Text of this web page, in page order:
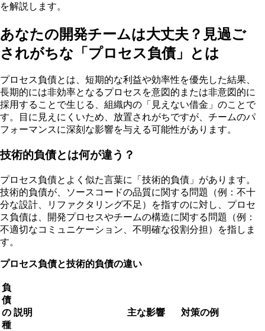
を解説します。
あなたの開発チームは大丈夫？見過ご
されがちな「プロセス負債」とは
プロセス負債とは、短期的な利益や効率性を優先した結果、
長期的には非効率となるプロセスを意図的または非意図的に
採用することで生じる、組織内の「見えない借金」のことで
す。目に見えにくいため、放置されがちですが、チームのパ
フォーマンスに深刻な影響を与える可能性があります。
技術的負債とは何が違う？
プロセス負債とよく似た言葉に「技術的負債」があります。
技術的負債が、ソースコードの品質に関する問題（例：不十
分な設計、リファクタリング不足）を指すのに対し、プロセ
ス負債は、開発プロセスやチームの構造に関する問題（例：
不適切なコミュニケーション、不明確な役割分担）を指しま
す。
プロセス負債と技術的負債の違い
負
債
の
種
説明 主な影響 対策の例